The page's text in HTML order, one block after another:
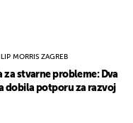
MORRIS ZAGREB
za stvarne probleme: Dva
dobila potporu za razvoj